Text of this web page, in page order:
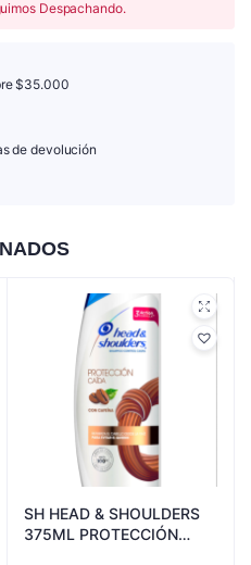
Despachando.
$35.000
de devolución
SH HEAD & SHOULDERS
375ML PROTECCIÓN